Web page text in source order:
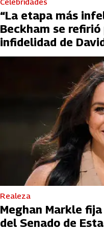
“La etapa más
Beckham se
infidelidad de
Realeza
Meghan Markle
del Senado de